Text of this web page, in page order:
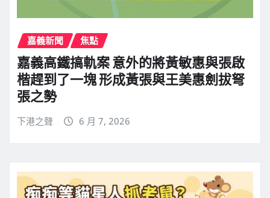
嘉義新聞 焦點
嘉義高鐵搞軌案 意外的將黃敏惠與張啟
楷趕到了一塊 形成黃張與王美惠劍拔弩
張之勢
下港之聲 6 月 7, 2026